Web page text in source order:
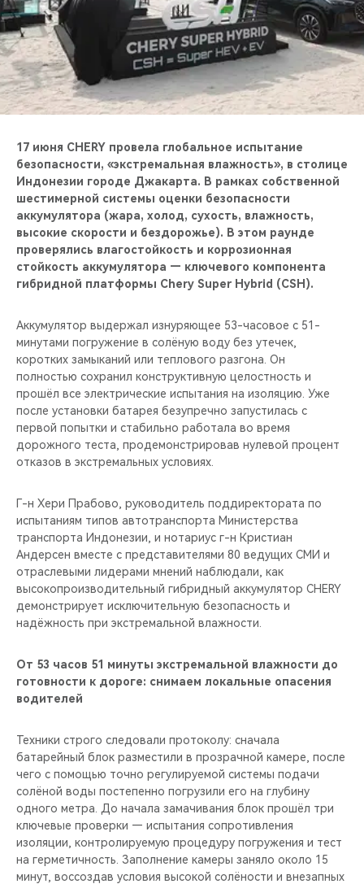
CHERY И СПОРТ
НАШИ МЕРОПРИЯТИЯ
CHERY ДЛЯ ДЕТЕЙ
17 июня CHERY провела глобальное испытание
безопасности, «экстремальная влажность», в столице
Индонезии городе Джакарта. В рамках собственной
шестимерной системы оценки безопасности
аккумулятора (жара, холод, сухость, влажность,
высокие скорости и бездорожье). В этом раунде
проверялись влагостойкость и коррозионная
стойкость аккумулятора — ключевого компонента
гибридной платформы Chery Super Hybrid (CSH).
Аккумулятор выдержал изнуряющее 53-часовое с 51-
минутами погружение в солёную воду без утечек,
коротких замыканий или теплового разгона. Он
полностью сохранил конструктивную целостность и
прошёл все электрические испытания на изоляцию. Уже
после установки батарея безупречно запустилась с
первой попытки и стабильно работала во время
дорожного теста, продемонстрировав нулевой процент
отказов в экстремальных условиях.
Г-н Хери Прабово, руководитель поддиректората по
испытаниям типов автотранспорта Министерства
транспорта Индонезии, и нотариус г-н Кристиан
Андерсен вместе с представителями 80 ведущих СМИ и
отраслевыми лидерами мнений наблюдали, как
высокопроизводительный гибридный аккумулятор CHERY
демонстрирует исключительную безопасность и
надёжность при экстремальной влажности.
От 53 часов 51 минуты экстремальной влажности до
готовности к дороге: снимаем локальные опасения
водителей
Техники строго следовали протоколу: сначала
батарейный блок разместили в прозрачной камере, после
чего с помощью точно регулируемой системы подачи
солёной воды постепенно погрузили его на глубину
одного метра. До начала замачивания блок прошёл три
ключевые проверки — испытания сопротивления
изоляции, контролируемую процедуру погружения и тест
на герметичность. Заполнение камеры заняло около 15
минут, воссоздав условия высокой солёности и внезапных